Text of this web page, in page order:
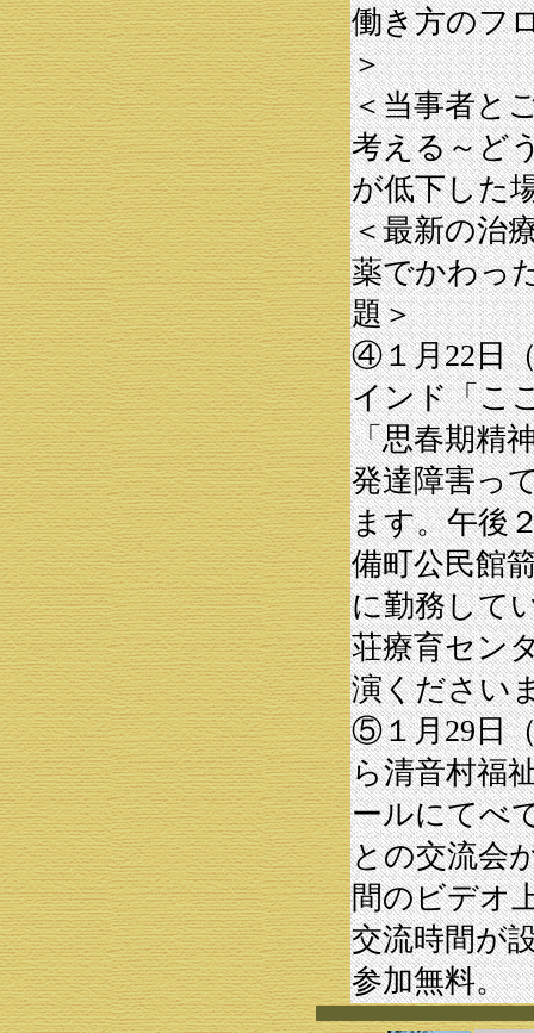
働き方のフ
＞
＜当事者と
考える～ど
が低下した
＜最新の治
薬でかわっ
題＞
④１月22日
インド「こ
「思春期精
発達障害っ
ます。午後
備町公民館
に勤務して
荘療育セン
演ください
⑤１月29日
ら清音村福
ールにてべ
との交流会
間のビデオ
交流時間が
参加無料。